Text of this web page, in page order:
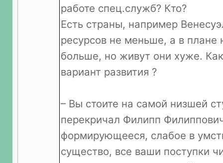
работе спец.служб? Кто?
Есть страны, например
ресурсов не меньше, а в плане
больше, но живут они хуже.
вариант развития ?
– Вы стоите на самой низшей
перекричал Филипп
формирующееся, слабое в
существо, все ваши поступки